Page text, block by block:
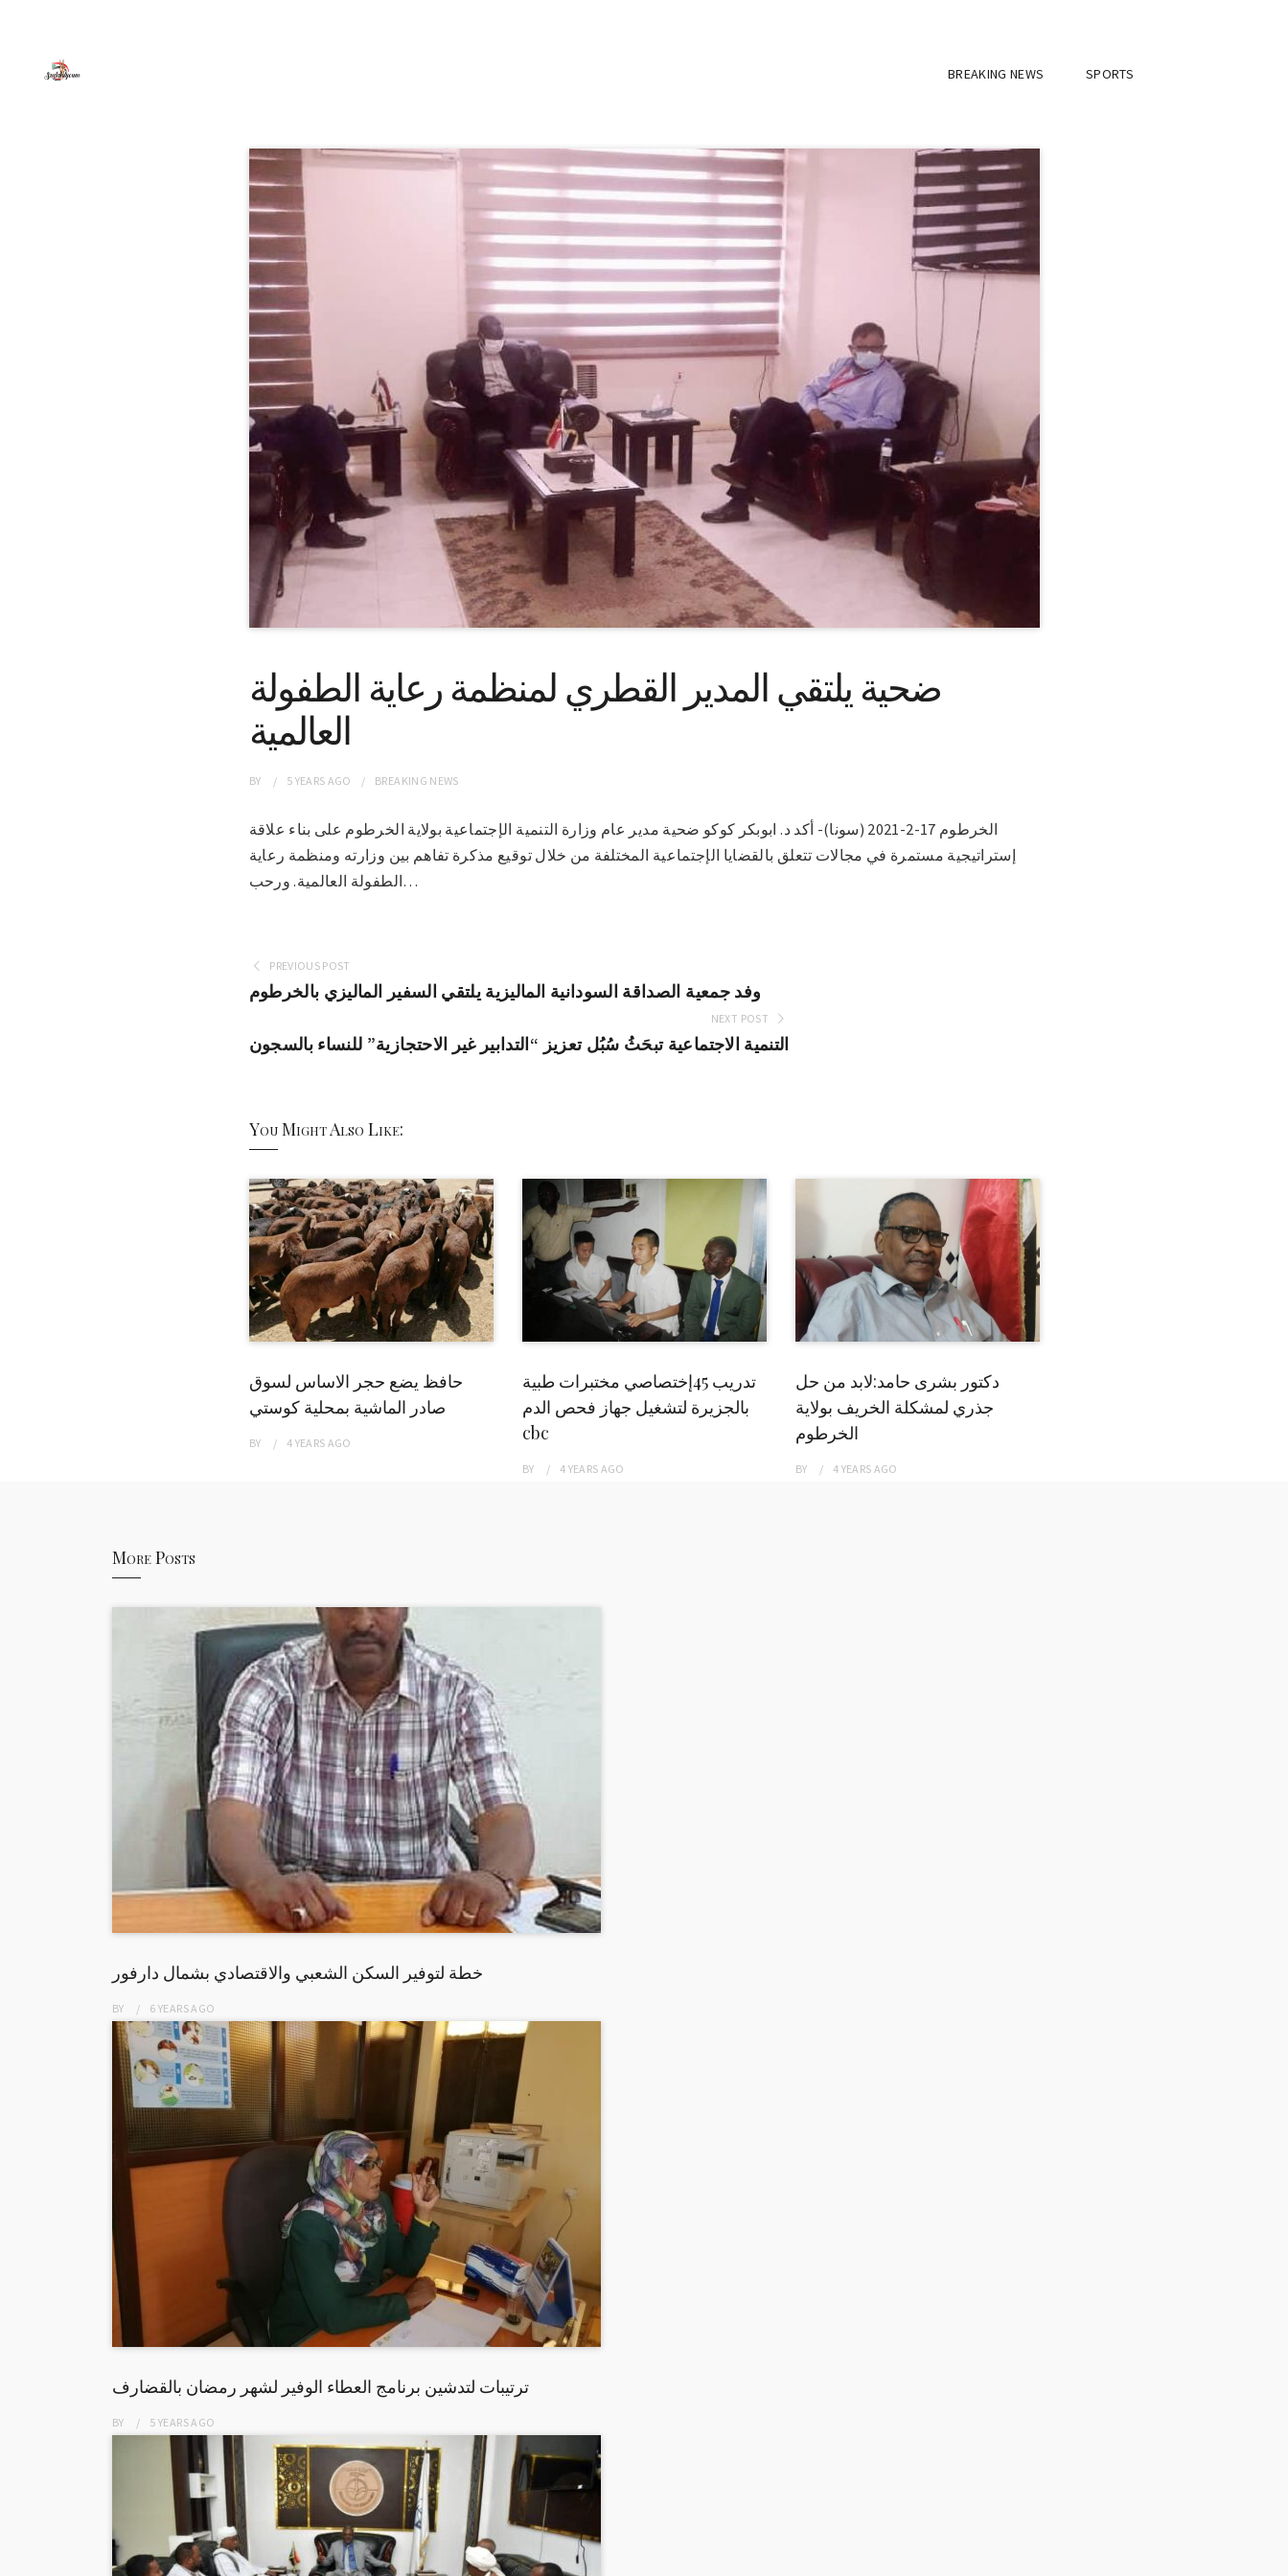
BREAKING NEWS SPORTS
ضحية يلتقي المدير القطري لمنظمة رعاية الطفولة
العالمية
BY 5 YEARS AGO BREAKING NEWS
الخرطوم 17-2-2021 (سونا)- أكد د. ابوبكر كوكو ضحية مدير عام وزارة التنمية الإجتماعية بولاية الخرطوم على بناء علاقة
إستراتيجية مستمرة في مجالات تتعلق بالقضايا الإجتماعية المختلفة من خلال توقيع مذكرة تفاهم بين وزارته ومنظمة رعاية
الطفولة العالمية. ورحب…
PREVIOUS POST
وفد جمعية الصداقة السودانية الماليزية يلتقي السفير الماليزي بالخرطوم
NEXT POST
التنمية الاجتماعية تبحَثُ سُبُل تعزيز “التدابير غير الاحتجازية” للنساء بالسجون
You Might Also Like:
حافظ يضع حجر الاساس لسوق
صادر الماشية بمحلية كوستي
BY 4 YEARS AGO
تدريب 45إختصاصي مختبرات طبية
بالجزيرة لتشغيل جهاز فحص الدم
cbc
BY 4 YEARS AGO
دكتور بشرى حامد:لابد من حل
جذري لمشكلة الخريف بولاية
الخرطوم
BY 4 YEARS AGO
More Posts
خطة لتوفير السكن الشعبي والاقتصادي بشمال دارفور
BY 6 YEARSAGO
ترتيبات لتدشين برنامج العطاء الوفير لشهر رمضان بالقضارف
BY 5 YEARSAGO